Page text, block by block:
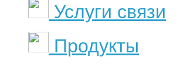
Услуги связи
Продукты